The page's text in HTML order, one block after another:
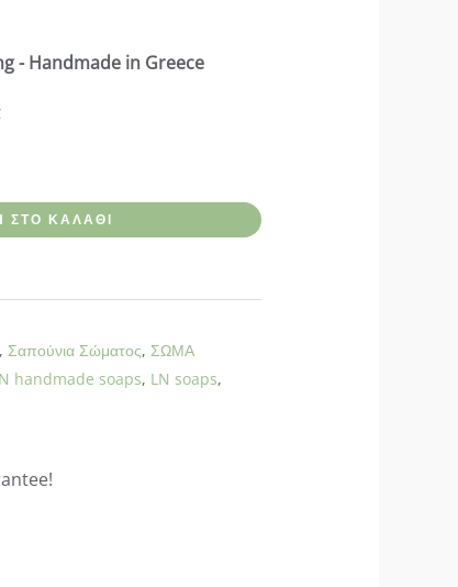
- Handmade in Greece
ΣΤΟ ΚΑΛΆΘΙ
,Σαπούνια Σώματος,ΣΩΜΑ
handmade soaps, LN soaps,